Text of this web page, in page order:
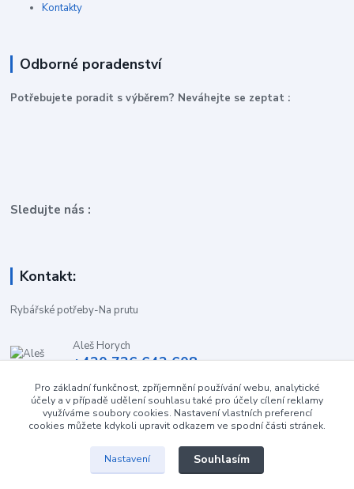
Kontakty
Odborné poradenství
Potřebujete poradit s výběrem? Neváhejte se zeptat :
Sledujte nás :
Kontakt:
Rybářské potřeby-Na prutu
Aleš Horych
+420 736 642 608
obchod-naprutu@seznam.cz
Pro základní funkčnost, zpříjemnění používání webu, analytické
účely a v případě udělení souhlasu také pro účely cílení reklamy
využíváme soubory cookies. Nastavení vlastních preferencí
cookies můžete kdykoli upravit odkazem ve spodní části stránek.
Nastavení Souhlasím